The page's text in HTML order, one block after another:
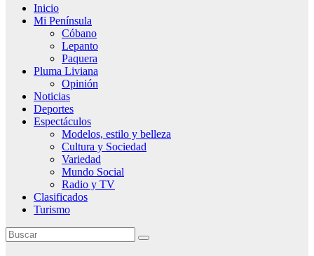
Inicio
Mi Península
Cóbano
Lepanto
Paquera
Pluma Liviana
Opinión
Noticias
Deportes
Espectáculos
Modelos, estilo y belleza
Cultura y Sociedad
Variedad
Mundo Social
Radio y TV
Clasificados
Turismo